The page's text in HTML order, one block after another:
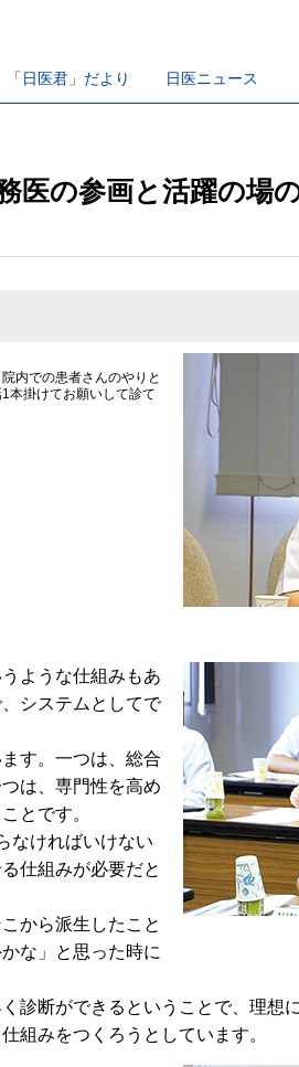
「日医君」だより 日医ニュース
医の参画と活躍の場
内での患者さんのやりと
本掛けてお願いして診て
ような仕組みもあ
システムとしてで
す。一つは、総合
は、専門性を高め
とです。
なければいけない
仕組みが必要だと
から派生したこと
な」と思った時に
診断ができるということで、理想
組みをつくろうとしています。